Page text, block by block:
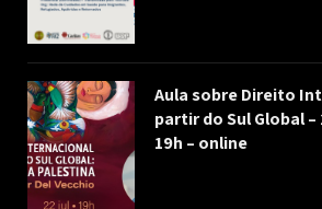
Aula sobre Direito
partir do Sul Global
19h – online